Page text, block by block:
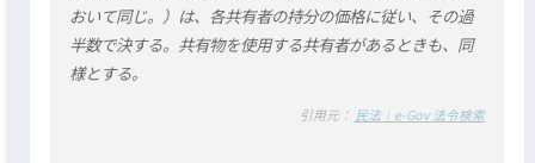
おいて同じ。）は、各共有者の持分の価格に従い、その過
半数で決する。共有物を使用する共有者があるときも、同
様とする。
引用元： 民法｜e-Gov 法令検索